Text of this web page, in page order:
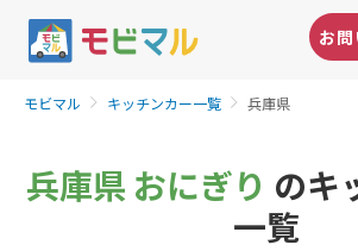
お
モビマル キッチンカー一覧 兵庫県
兵庫県 おにぎり のキ
一覧